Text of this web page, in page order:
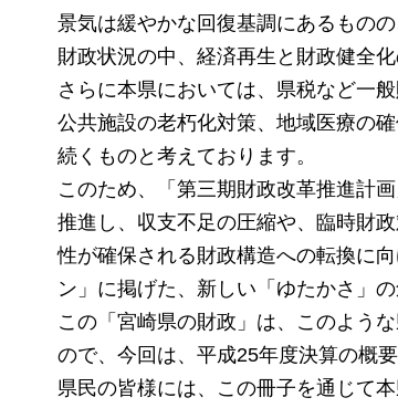
景気は緩やかな回復基調にあるもの
財政状況の中、経済再生と財政健全
さらに本県においては、県税など一
公共施設の老朽化対策、地域医療の
続くものと考えております。
このため、「第三期財政改革推進計
推進し、収支不足の圧縮や、臨時財
性が確保される財政構造への転換に
ン」に掲げた、新しい「ゆたかさ」
この「宮崎県の財政」は、このよう
ので、今回は、平成25年度決算の概
県民の皆様には、この冊子を通じて